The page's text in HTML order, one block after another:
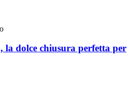
la dolce chiusura perfetta per